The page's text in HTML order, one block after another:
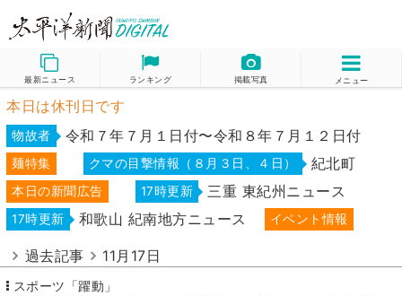
最新ニュース ランキング 掲載写真 メニュー
本日は休刊日です
物故者 令和７年７月１日付〜令和８年７月１２日付
麺特集 クマの目撃情報（８月３日、４日） 紀北町
本日の新聞広告 17時更新 三重 東紀州ニュース
17時更新 和歌山 紀南地方ニュース イベント情報
過去記事 11月17日
スポーツ「躍動」